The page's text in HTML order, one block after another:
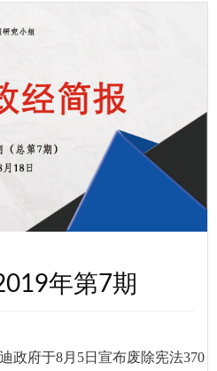
年第7期
政府于8月5日宣布废除宪法370